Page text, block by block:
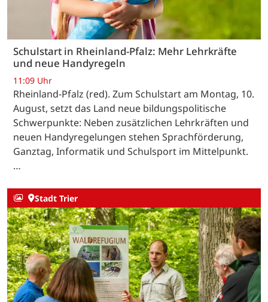
Schulstart in Rheinland-Pfalz: Mehr Lehrkräfte
und neue Handyregeln
11:09 Uhr
Rheinland-Pfalz (red). Zum Schulstart am Montag, 10.
August, setzt das Land neue bildungspolitische
Schwerpunkte: Neben zusätzlichen Lehrkräften und
neuen Handyregelungen stehen Sprachförderung,
Ganztag, Informatik und Schulsport im Mittelpunkt.
…
Stadt Trier